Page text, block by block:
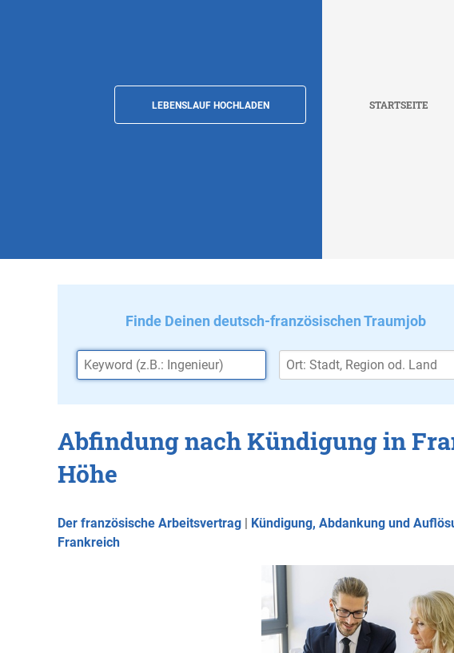
LEBENSLAUF HOCHLADEN STARTSEITE
Finde Deinen deutsch-französischen Traumjob
Abfindung nach Kündigung in
Höhe
Der französische Arbeitsvertrag | Kündigung, Abdankung und
Frankreich